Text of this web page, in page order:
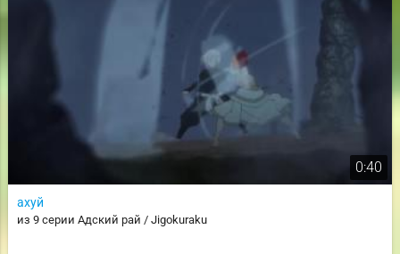
0:40
ахуй
из 9 серии Адский рай / Jigokuraku